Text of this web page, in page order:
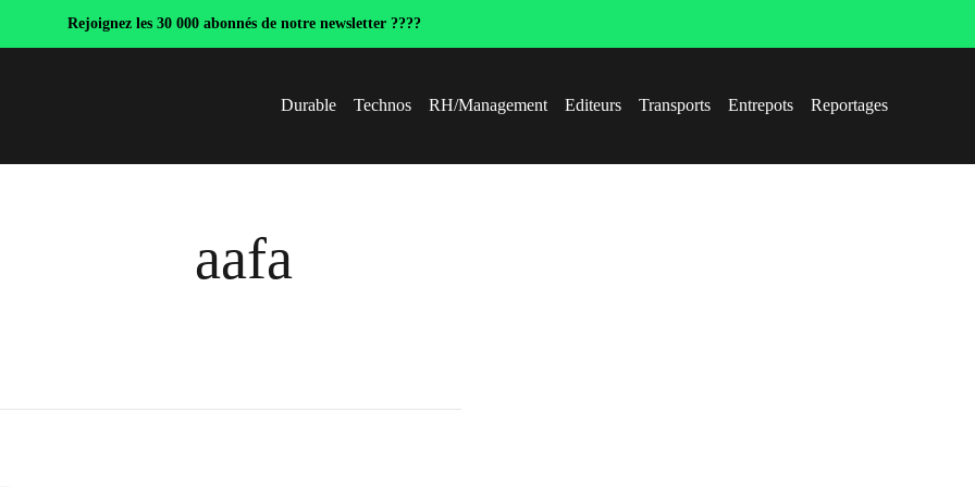
Rejoignez les 30 000 abonnés de notre newsletter ????
Durable Technos RH/Management Editeurs Transports Entrepots Reportages
aafa